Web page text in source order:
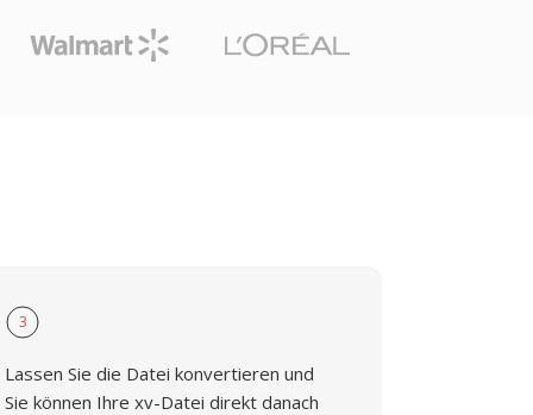
3
Lassen Sie die Datei konvertieren und
Sie können Ihre xv-Datei direkt danach